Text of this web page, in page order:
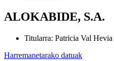
ALOKABIDE, S.A.
Titularra: Patricia Val Hevia
Harremanetarako datuak